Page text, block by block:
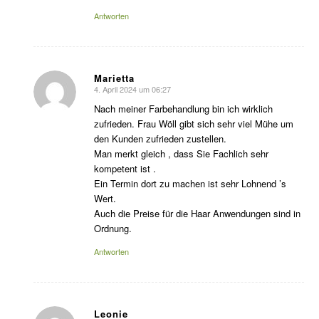
Antworten
Marietta
sagte:
4. April 2024 um 06:27
Nach meiner Farbehandlung bin ich wirklich
zufrieden. Frau Wöll gibt sich sehr viel Mühe um
den Kunden zufrieden zustellen.
Man merkt gleich , dass Sie Fachlich sehr
kompetent ist .
Ein Termin dort zu machen ist sehr Lohnend ’s
Wert.
Auch die Preise für die Haar Anwendungen sind in
Ordnung.
Antworten
Leonie